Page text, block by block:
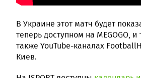
В Украине этот матч будет
теперь доступном на MEGOGO,
также YouTube-каналах
Киев.